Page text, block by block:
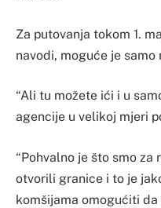
Za putovanja tokom 1.
navodi, moguće je
“Ali tu možete ići i u
agencije u velikoj mjeri
“Pohvalno je što smo
otvorili granice i to je
komšijama omogućiti